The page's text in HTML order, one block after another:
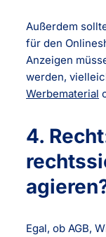
Außerdem
für den
Anzeigen
werden,
Werbematerial
4.
Egal, ob AGB,